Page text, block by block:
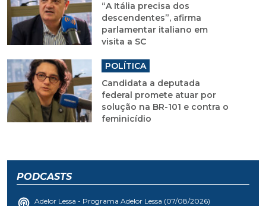
“A Itália precisa dos
descendentes”, afirma
parlamentar italiano em
visita a SC
POLÍTICA
Candidata a deputada
federal promete atuar por
solução na BR-101 e contra o
feminicídio
PODCASTS
Adelor Lessa - Programa Adelor Lessa (07/08/2026)